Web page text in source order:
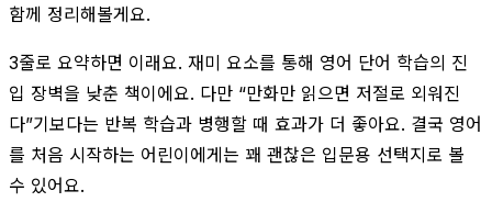
함께 정리해볼게요.
3줄로 요약하면 이래요. 재미 요소를 통해 영어 단어 학습의 진
입 장벽을 낮춘 책이에요. 다만 “만화만 읽으면 저절로 외워진
다”기보다는 반복 학습과 병행할 때 효과가 더 좋아요. 결국 영어
를 처음 시작하는 어린이에게는 꽤 괜찮은 입문용 선택지로 볼
수 있어요.